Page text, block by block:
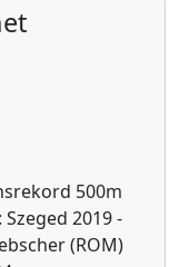
500m
2019 -
(ROM)